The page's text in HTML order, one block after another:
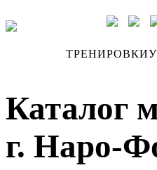
ТРЕНИРОВКИ
Каталог
г. Наро-